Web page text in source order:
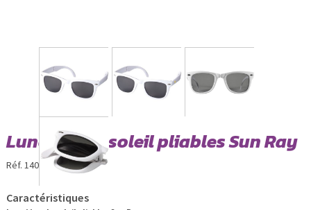
Lunettes de soleil pliables Sun Ray
Réf. 1400012
Caractéristiques